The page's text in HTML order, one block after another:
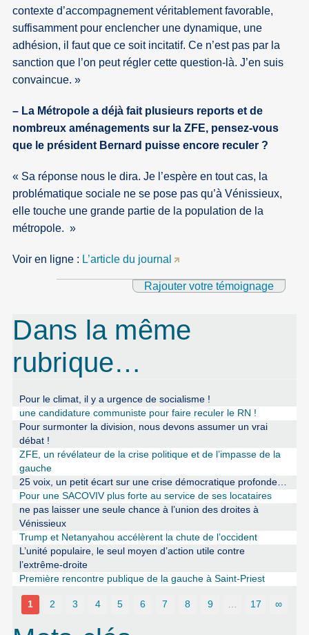
contexte d’accompagnement véritablement favorable,
suffisamment pour enclencher une dynamique, une
adhésion, il faut que ce soit incitatif. Ce n’est pas par la
sanction que l’on peut régler cette question-là. J’en suis
convaincue.
– La Métropole a déjà fait plusieurs reports et de
nombreux aménagements sur la ZFE, pensez-vous
que le président Bernard puisse encore reculer ?
Sa réponse nous le dira. Je l’espère en tout cas, la
problématique sociale ne se pose pas qu’à Vénissieux,
elle touche une grande partie de la population de la
métropole.
Voir en ligne : L’article du journal
Rajouter votre témoignage
Dans la même
rubrique…
Pour le climat, il y a urgence de socialisme !
une candidature communiste pour faire reculer le RN !
Pour surmonter la division, nous devons assumer un vrai
débat !
ZFE, un révélateur de la crise politique et de l’impasse de la
gauche
25 voix, un petit écart sur une crise démocratique profonde…
Pour une SACOVIV plus forte au service de ses locataires
ne pas laisser une seule chance à l’union des droites à
Vénissieux
Trump et Netanyahou accélèrent la chute de l’occident
L’unité populaire, le seul moyen d’action utile contre
l’extrême-droite
Première rencontre publique de la gauche à Saint-Priest
1 2 3 4 5 6 7 8 9 17 ∞